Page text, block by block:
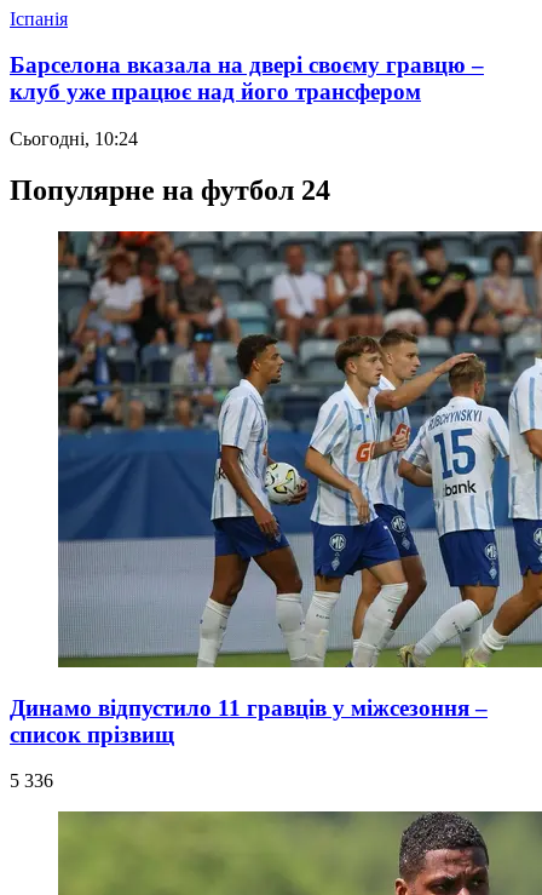
Іспанія
Барселона вказала на двері своєму гравцю –
клуб уже працює над його трансфером
Сьогодні, 10:24
Популярне на футбол 24
Динамо відпустило 11 гравців у міжсезоння –
список прізвищ
5 336